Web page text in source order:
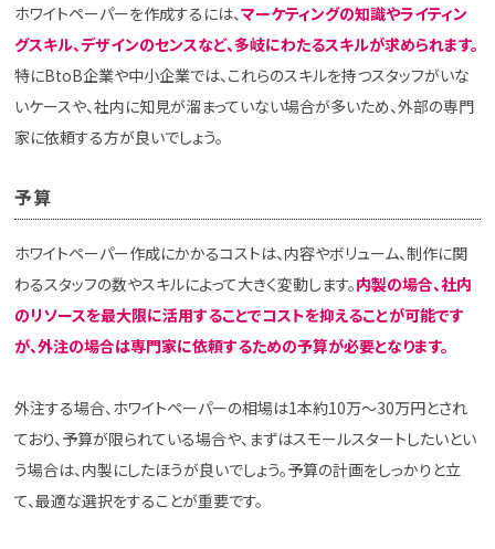
ホワイトペーパーを作成するには、マーケティングの知識やライティン
グスキル、デザインのセンスなど、多岐にわたるスキルが求められます。
特にBtoB企業や中小企業では、これらのスキルを持つスタッフがいな
いケースや、社内に知見が溜まっていない場合が多いため、外部の専門
家に依頼する方が良いでしょう。
予算
ホワイトペーパー作成にかかるコストは、内容やボリューム、制作に関
わるスタッフの数やスキルによって大きく変動します。内製の場合、社内
のリソースを最大限に活用することでコストを抑えることが可能です
が、外注の場合は専門家に依頼するための予算が必要となります。
外注する場合、ホワイトペーパーの相場は1本約10万～30万円とされ
ており、予算が限られている場合や、まずはスモールスタートしたいとい
う場合は、内製にしたほうが良いでしょう。予算の計画をしっかりと立
て、最適な選択をすることが重要です。